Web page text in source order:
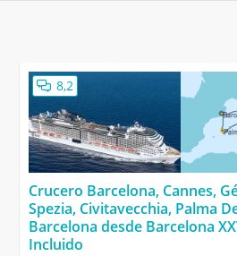
8,2
Crucero Barcelona, Cannes,
Spezia, Civitavecchia, Palma
Barcelona desde Barcelona
Incluido